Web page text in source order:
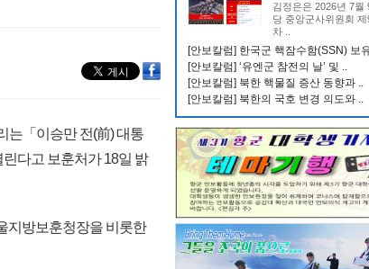
는「이승만 전(前) 대통
다고 보훈처가 18일 밝
지방보훈청장을 비롯한
김정은은 2026년 7월
당 중앙군사위원회 제
차 ..
[안보칼럼] 한국군 핵잠수함(SSN) 보
[안보칼럼] ‘유엔군 참전의 날’ 및 ..
[안보칼럼] 북한 핵물질 증산 동향과 ..
[안보칼럼] 북한의 국호 변경 의도와 ..